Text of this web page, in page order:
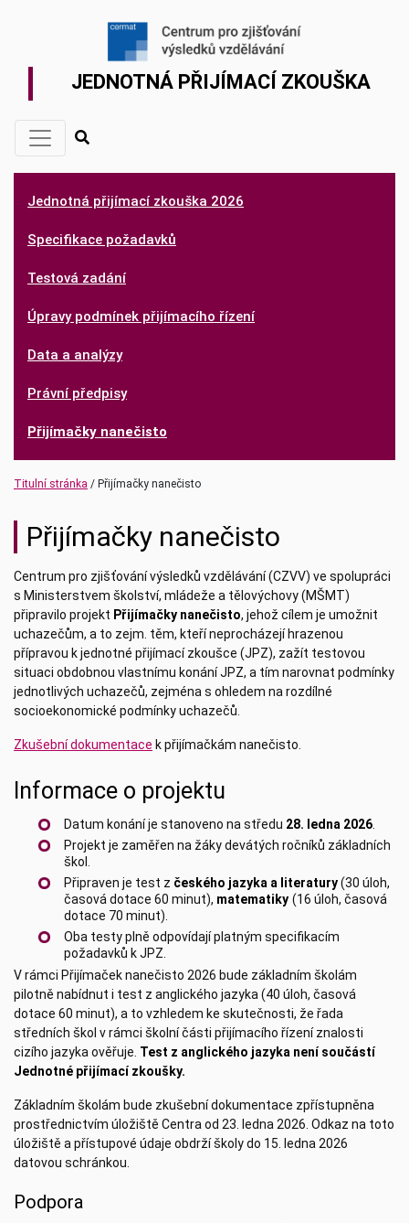
JEDNOTNÁ PŘIJÍMACÍ ZKOUŠKA
Jednotná přijímací zkouška 2026
Specifikace požadavků
Testová zadání
Úpravy podmínek přijímacího řízení
Data a analýzy
Právní předpisy
Přijímačky nanečisto
Titulní stránka Přijímačky nanečisto
Přijímačky nanečisto
Centrum pro zjišťování výsledků vzdělávání (CZVV) ve spolupráci
s Ministerstvem školství, mládeže a tělovýchovy (MŠMT)
připravilo projekt Přijímačky nanečisto, jehož cílem je umožnit
uchazečům, a to zejm. těm, kteří neprocházejí hrazenou
přípravou k jednotné přijímací zkoušce (JPZ), zažít testovou
situaci obdobnou vlastnímu konání JPZ, a tím narovnat podmínky
jednotlivých uchazečů, zejména s ohledem na rozdílné
socioekonomické podmínky uchazečů.
Zkušební dokumentace k přijímačkám nanečisto.
Informace o projektu
Datum konání je stanoveno na středu 28. ledna 2026.
Projekt je zaměřen na žáky devátých ročníků základních
škol.
Připraven je test z českého jazyka a literatury(30 úloh,
časová dotace 60 minut), matematiky (16 úloh, časová
dotace 70 minut).
Oba testy plně odpovídají platným specifikacím
požadavků k JPZ.
V rámci Přijímaček nanečisto 2026 bude základním školám
pilotně nabídnut i test z anglického jazyka (40 úloh, časová
dotace 60 minut), a to vzhledem ke skutečnosti, že řada
středních škol v rámci školní části přijímacího řízení znalosti
cizího jazyka ověřuje. Test z anglického jazyka není součástí
Jednotné přijímací zkoušky.
Základním školám bude zkušební dokumentace zpřístupněna
prostřednictvím úložiště Centra od 23. ledna 2026. Odkaz na toto
úložiště a přístupové údaje obdrží školy do 15. ledna 2026
datovou schránkou.
Podpora